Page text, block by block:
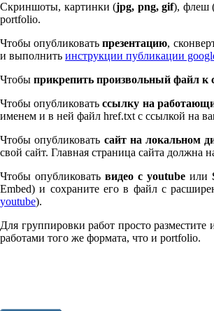
Скриншоты, картинки (jpg, png, gif), флеш
port­fo­lio.
Чтобы опубликоватьпрезентацию,
и выполнить инструкции публикации
Чтобы прикрепить произвольный файл к
Чтобы опубликоватьссылку на
именем и в ней файл href.txt с ссылкой на
Чтобы опубликовать сайт на локальном
свой сайт. Главная страница сайта должна
Чтобы опубликоватьвидео с youtube или
Embed) и сохраните его в файл с
youtube).
Для группировки работ просто
работами того же формата, что и port­fo­lio.